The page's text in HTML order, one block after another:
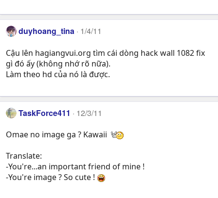
duyhoang_tina 1/4/11
Cậu lên hagiangvui.org tìm cái dòng hack wall 1082 fix
gì đó ấy (không nhớ rõ nữa).
Làm theo hd của nó là được.
TaskForce411 12/3/11
Omae no image ga ? Kawaii
Translate:
-You're...an important friend of mine !
-You're image ? So cute !